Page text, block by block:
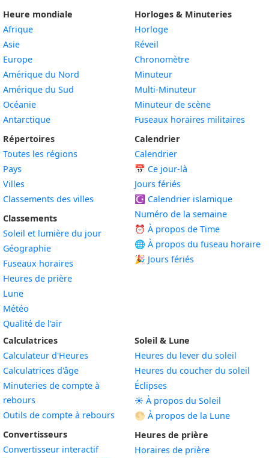
Heure mondiale
Afrique
Asie
Europe
Amérique du Nord
Amérique du Sud
Océanie
Antarctique
Répertoires
Toutes les régions
Pays
Villes
Classements des villes
Classements
Soleil et lumière du jour
Géographie
Fuseaux horaires
Heures de prière
Lune
Météo
Qualité de l'air
Horloges & Minuteries
Horloge
Réveil
Chronomètre
Minuteur
Multi-Minuteur
Minuteur de scène
Fuseaux horaires militaires
Calendrier
Calendrier
📅 Ce jour-là
Jours fériés
☪️ Calendrier islamique
Numéro de la semaine
⏰ À propos de Time
🌐 À propos du fuseau horaire
🎉 Jours fériés
Calculatrices
Calculateur d'Heures
Calculatrices d'âge
Minuteries de compte à
rebours
Outils de compte à rebours
Convertisseurs
Convertisseur interactif
Soleil & Lune
Heures du lever du soleil
Heures du coucher du soleil
Éclipses
☀️ À propos du Soleil
🌕 À propos de la Lune
Heures de prière
Horaires de prière